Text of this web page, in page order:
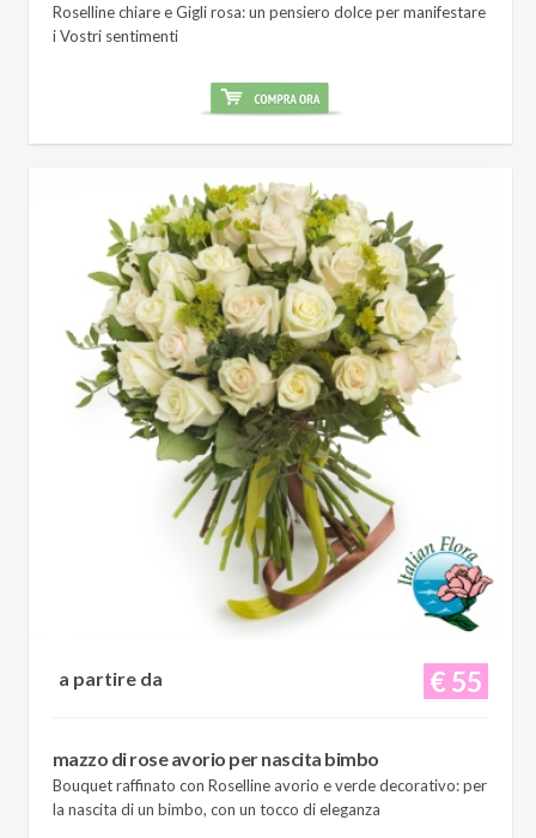
Roselline chiare e Gigli rosa: un pensiero dolce per manifestare
i Vostri sentimenti
€ 55
a partire da
mazzo di rose avorio per nascita bimbo
Bouquet raffinato con Roselline avorio e verde decorativo: per
la nascita di un bimbo, con un tocco di eleganza